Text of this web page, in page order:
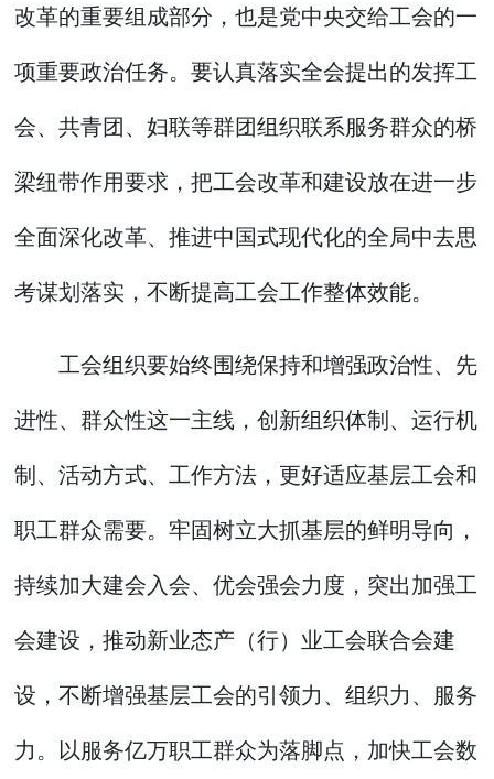
改革的重要组成部分，也是党中央交给工会的一
项重要政治任务。要认真落实全会提出的发挥工
会、共青团、妇联等群团组织联系服务群众的桥
梁纽带作用要求，把工会改革和建设放在进一步
全面深化改革、推进中国式现代化的全局中去思
考谋划落实，不断提高工会工作整体效能。
工会组织要始终围绕保持和增强政治性、先
进性、群众性这一主线，创新组织体制、运行机
制、活动方式、工作方法，更好适应基层工会和
职工群众需要。牢固树立大抓基层的鲜明导向，
持续加大建会入会、优会强会力度，突出加强工
会建设，推动新业态产（行）业工会联合会建
设，不断增强基层工会的引领力、组织力、服务
力。以服务亿万职工群众为落脚点，加快工会数